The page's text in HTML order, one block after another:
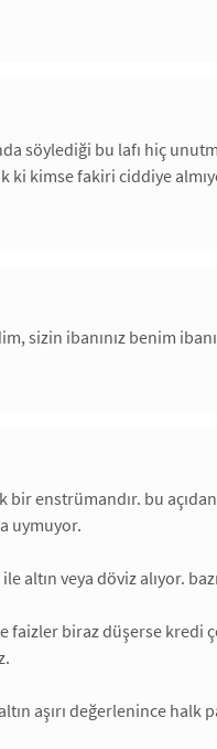
söylediği bu lafı hiç
ki kimse fakiri ciddiye
sizin ibanınız benim
enstrümandır. bu
uymuyor.
veya döviz alıyor.
faizler biraz düşerse
aşırı değerlenince halk